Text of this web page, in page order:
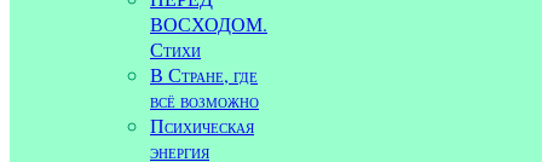
ВОСХОДОМ.
Стихи
В Стране, где
всё возможно
Психическая
энергия